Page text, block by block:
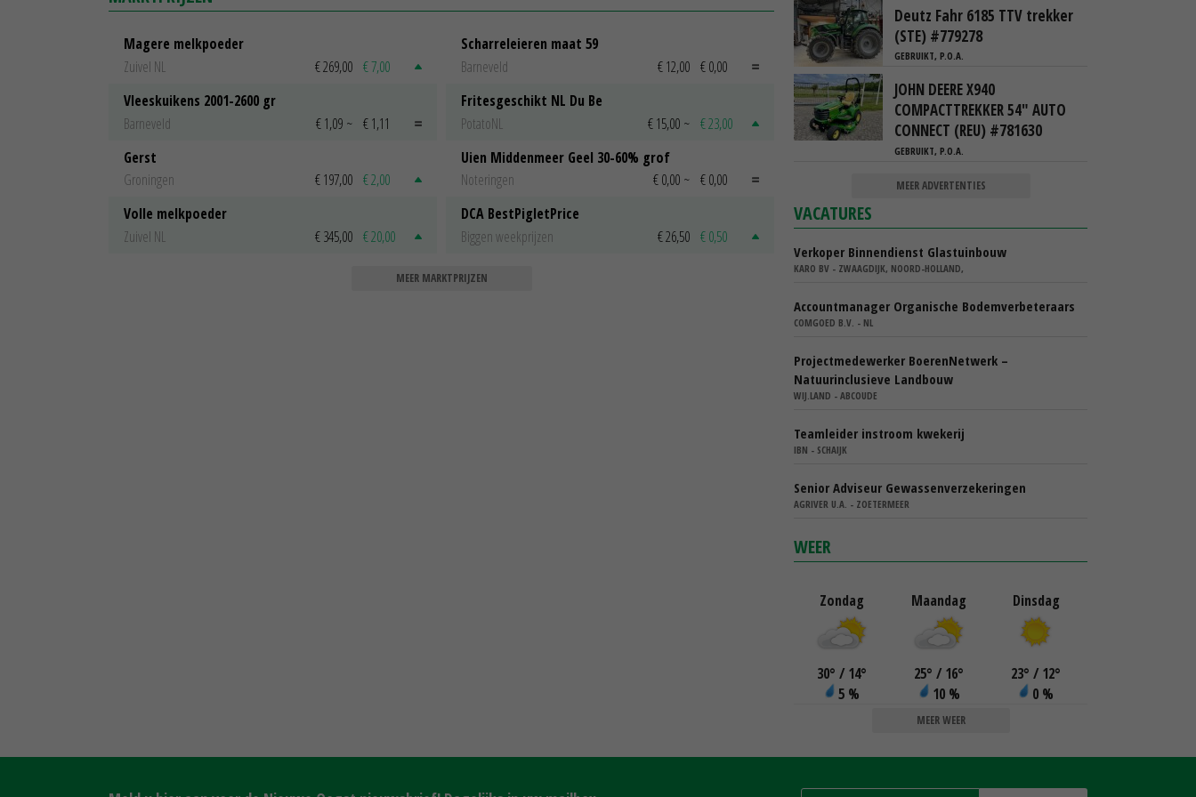
Magere melkpoeder
Zuivel NL
€ 269,00 € 7,00
Vleeskuikens 2001-2600 gr
Barneveld
€ 1,09 ~ € 1,11
Gerst
Groningen
€ 197,00 € 2,00
Volle melkpoeder
Zuivel NL
€ 345,00 € 20,00
Scharreleieren maat 59
Barneveld
€ 12,00 € 0,00
Fritesgeschikt NL Du Be
PotatoNL
€ 15,00 ~ € 23,00
Uien Middenmeer Geel 30-60% grof
Noteringen
€ 0,00 ~ € 0,00
DCA BestPigletPrice
Biggen weekprijzen
€ 26,50 € 0,50
MEER MARKTPRIJZEN
Deutz Fahr 6185 TTV trekker
(STE) #779278
GEBRUIKT, P.O.A.
JOHN DEERE X940
COMPACTTREKKER 54" AUTO
CONNECT (REU) #781630
GEBRUIKT, P.O.A.
MEER ADVERTENTIES
VACATURES
Verkoper Binnendienst Glastuinbouw
KARO BV - ZWAAGDIJK, NOORD-HOLLAND,
Accountmanager Organische Bodemverbeteraars
COMGOED B.V. - NL
Projectmedewerker BoerenNetwerk –
Natuurinclusieve Landbouw
WIJ.LAND - ABCOUDE
Teamleider instroom kwekerij
IBN - SCHAIJK
Senior Adviseur Gewassenverzekeringen
AGRIVER U.A. - ZOETERMEER
WEER
Zondag
30° / 14°
5 %
Maandag
25° / 16°
10 %
Dinsdag
23° / 12°
0 %
MEER WEER